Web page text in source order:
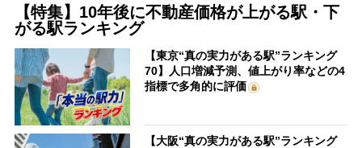
【特集】10年後に不動産価格が上がる駅・下
がる駅ランキング
【東京“真の実力がある駅”ランキング
70】人口増減予測、値上がり率などの4
指標で多角的に評価
【大阪“真の実力がある駅”ランキング